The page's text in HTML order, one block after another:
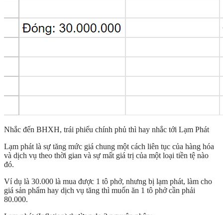
Nhắc đến BHXH, trái phiếu chính phủ thì hay nhắc tới Lạm Phát
Lạm phát là sự tăng mức giá chung một cách liên tục của hàng hóa
và dịch vụ theo thời gian và sự mất giá trị của một loại tiền tệ nào
đó.
Ví dụ là 30.000 là mua được 1 tô phở, nhưng bị lạm phát, làm cho
giá sản phẩm hay dịch vụ tăng thì muốn ăn 1 tô phở cần phải
80.000.